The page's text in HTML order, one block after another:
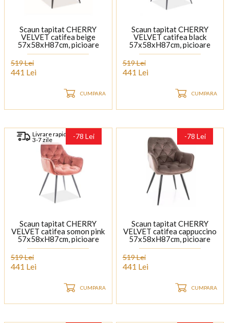
Scaun tapitat CHERRY
VELVET catifea beige
57x58xH87cm, picioare
negre
519 Lei
441 Lei
CUMPARA
Scaun tapitat CHERRY
VELVET catifea black
57x58xH87cm, picioare
negre
519 Lei
441 Lei
CUMPARA
Livrare rapida
3-7 zile -78 Lei
Scaun tapitat CHERRY
VELVET catifea somon pink
57x58xH87cm, picioare
negre
519 Lei
441 Lei
CUMPARA
-78 Lei
Scaun tapitat CHERRY
VELVET catifea cappuccino
57x58xH87cm, picioare
negre
519 Lei
441 Lei
CUMPARA